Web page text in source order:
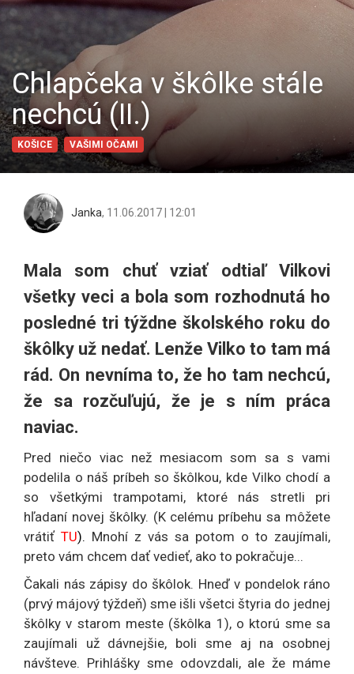
Chlapčeka v škôlke stále
nechcú (II.)
KOŠICE VAŠIMI OČAMI
Janka, 11.06.2017 | 12:01
Mala som chuť vziať odtiaľ Vilkovi
všetky veci a bola som rozhodnutá ho
posledné tri týždne školského roku do
škôlky už nedať. Lenže Vilko to tam má
rád. On nevníma to, že ho tam nechcú,
že sa rozčuľujú, že je s ním práca
naviac.
Pred niečo viac než mesiacom som sa s vami
podelila o náš príbeh so škôlkou, kde Vilko chodí a
so všetkými trampotami, ktoré nás stretli pri
hľadaní novej škôlky. (K celému príbehu sa môžete
vrátiť TU). Mnohí z vás sa potom o to zaujímali,
preto vám chcem dať vedieť, ako to pokračuje...
Čakali nás zápisy do škôlok. Hneď v pondelok ráno
(prvý májový týždeň) sme išli všetci štyria do jednej
škôlky v starom meste (škôlka 1), o ktorú sme sa
zaujímali už dávnejšie, boli sme aj na osobnej
návšteve. Prihlášky sme odovzdali, ale že máme